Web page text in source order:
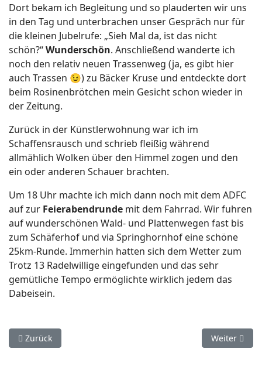
Dort bekam ich Begleitung und so plauderten wir uns
in den Tag und unterbrachen unser Gespräch nur für
die kleinen Jubelrufe: „Sieh Mal da, ist das nicht
schön?“Wunderschön. Anschließend wanderte ich
noch den relativ neuen Trassenweg (ja, es gibt hier
auch Trassen 😉) zu Bäcker Kruse und entdeckte dort
beim Rosinenbrötchen mein Gesicht schon wieder in
der Zeitung.
Zurück in der Künstlerwohnung war ich im
Schaffensrausch und schrieb fleißig während
allmählich Wolken über den Himmel zogen und den
ein oder anderen Schauer brachten.
Um 18 Uhr machte ich mich dann noch mit dem ADFC
auf zur Feierabendrunde mit dem Fahrrad. Wir fuhren
auf wunderschönen Wald- und Plattenwegen fast bis
zum Schäferhof und via Springhornhof eine schöne
25km-Runde. Immerhin hatten sich dem Wetter zum
Trotz 13 Radelwillige eingefunden und das sehr
gemütliche Tempo ermöglichte wirklich jedem das
Dabeisein.
Vorheriger Beitrag: Vor der Haustür ist es schön
Zurück Nächster
Weiter